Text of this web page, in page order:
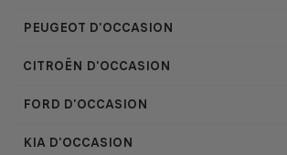
PEUGEOT D'OCCASION
CITROËN D'OCCASION
FORD D'OCCASION
KIA D'OCCASION